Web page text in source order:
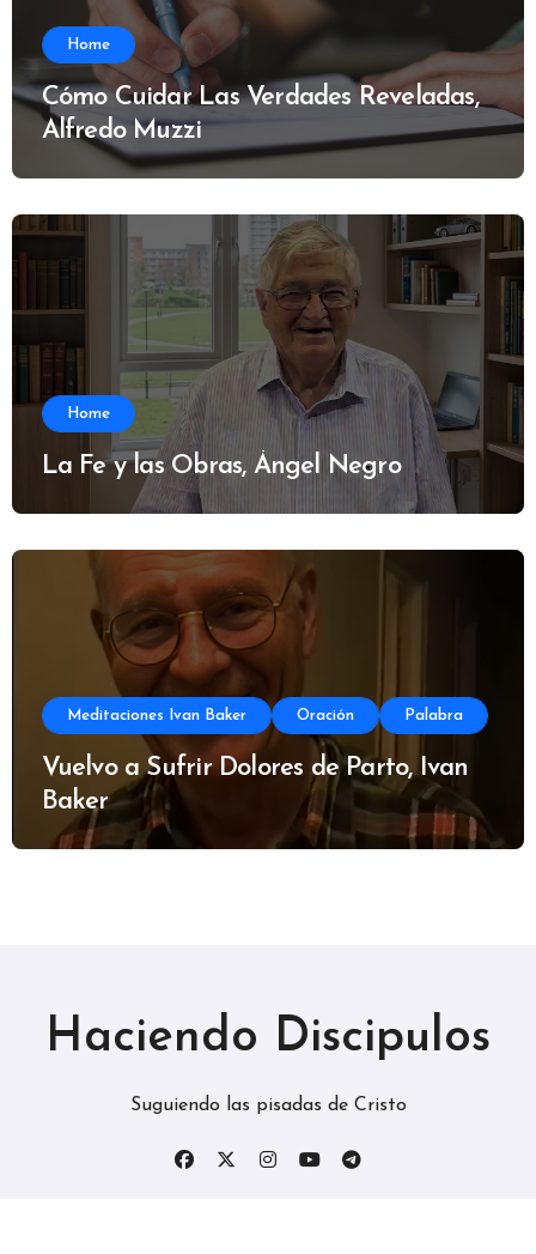
Home
Cómo Cuidar Las Verdades Reveladas,
Alfredo Muzzi
Home
La Fe y las Obras, Ángel Negro
Meditaciones Ivan Baker Oración Palabra
Vuelvo a Sufrir Dolores de Parto, Ivan
Baker
Haciendo Discipulos
Suguiendo las pisadas de Cristo